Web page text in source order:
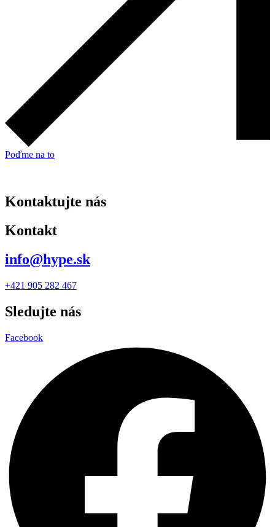
Poďme na to
Kontaktujte nás
Kontakt
info@hype.sk
+421 905 282 467
Sledujte nás
Facebook